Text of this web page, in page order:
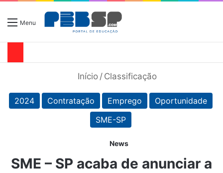
Menu
Início / Classificação
2024 Contratação Emprego
Oportunidade
SME-SP
News
SME – SP acaba de anunciar a